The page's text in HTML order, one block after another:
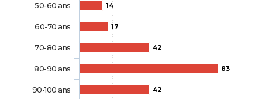
14
17
42
83
42
50-60 ans
60-70 ans
70-80 ans
80-90 ans
90-100 ans